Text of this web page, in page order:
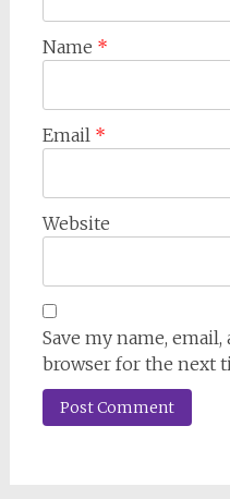
Name *
Email *
Website
Save my name,
browser for the next